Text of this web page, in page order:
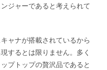
ジャーであると考えられて
ャナが搭載されているから
するとは限りません。多く
プトップの贅沢品であると